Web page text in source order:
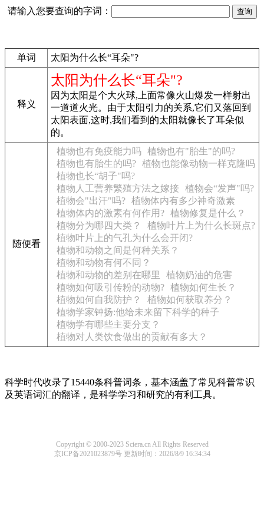
请输入您要查询的字词：
单词 太阳为什么长“耳朵"?
释义
太阳为什么长“耳朵"?
因为太阳是个大火球,上面常像火山爆发一样射出
一道道火光。由于太阳引力的关系,它们又落回到
太阳表面,这时,我们看到的太阳就像长了耳朵似
的。
随便看
植物也有免疫能力吗 植物也有"胎生"的吗?
植物也有胎生的吗? 植物也能像动物一样克隆吗
植物也长“胡子"吗?
植物人工营养繁殖方法之嫁接 植物会“发声"吗?
植物会"出汗"吗? 植物体内有多少神奇激素
植物体内的激素有何作用? 植物修复是什么？
植物分为哪四大类？
植物叶片上为什么长斑点?
植物叶片上的气孔为什么会开闭?
植物和动物之间是何种关系？
植物和动物有何不同？
植物和动物的差别在哪里
植物奶油的危害
植物如何吸引传粉的动物? 植物如何生长？
植物如何自我防护？
植物如何获取养分？
植物学家钟扬:他给未来留下科学的种子
植物学有哪些主要分支？
植物对人类饮食做出的贡献有多大？
科学时代收录了15440条科普词条，基本涵盖了常见科普常识
及英语词汇的翻译，是科学学习和研究的有利工具。
Copyright © 2000-2023 Sciera.cn All Rights Reserved
京ICP备2021023879号更新时间：2026/8/9 16:34:34